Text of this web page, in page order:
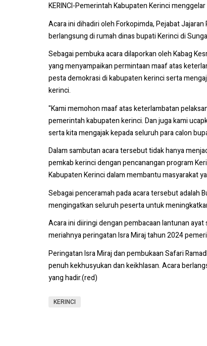
KERINCI-Pemerintah Kabupaten Kerinci
Acara ini dihadiri oleh Forkopimda, Pejabat
berlangsung di rumah dinas bupati Kerinci di
Sebagai pembuka acara dilaporkan oleh Kabag
yang menyampaikan permintaan maaf atas
pesta demokrasi di kabupaten kerinci serta
kerinci.
"Kami memohon maaf atas keterlambatan
pemerintah kabupaten kerinci. Dan juga kami
serta kita mengajak kepada seluruh para calon
Dalam sambutan acara tersebut tidak hanya
pemkab kerinci dengan pencanangan program
Kabupaten Kerinci dalam membantu masyarakat
Sebagai penceramah pada acara tersebut adalah
mengingatkan seluruh peserta untuk
Acara ini diiringi dengan pembacaan lantunan
meriahnya peringatan Isra Miraj tahun 2024
Peringatan Isra Miraj dan pembukaan Safari
penuh kekhusyukan dan keikhlasan. Acara
yang hadir.(red)
KERINCI